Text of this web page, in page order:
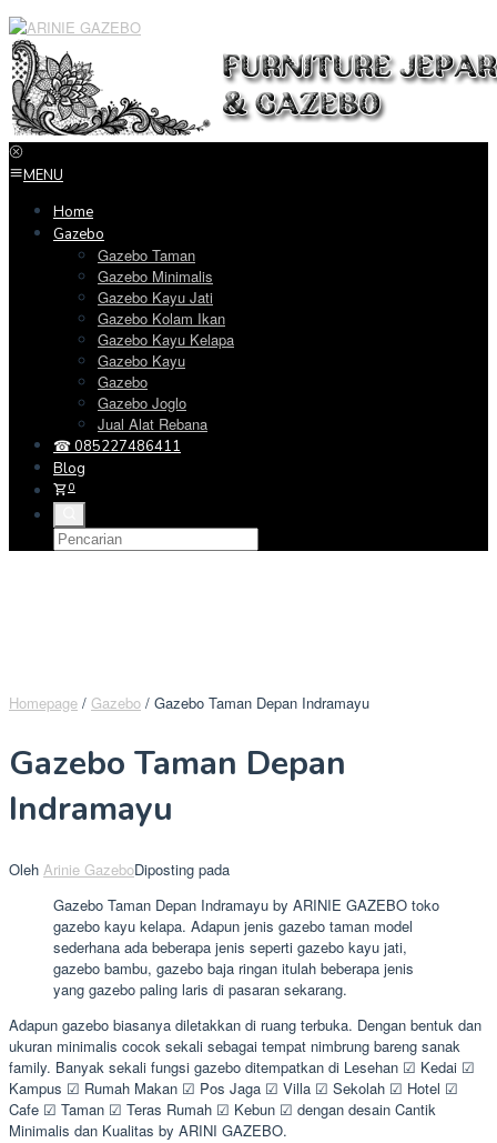
Loncat
ke
konten
MENU
Home
Gazebo
Gazebo Taman
Gazebo Minimalis
Gazebo Kayu Jati
Gazebo Kolam Ikan
Gazebo Kayu Kelapa
Gazebo Kayu
Gazebo
Gazebo Joglo
Jual Alat Rebana
☎ 085227486411
Blog
0
Homepage / Gazebo / Gazebo Taman Depan Indramayu
Gazebo Taman Depan
Indramayu
Oleh Arinie GazeboDiposting pada
Gazebo Taman Depan Indramayu by ARINIE GAZEBO toko
gazebo kayu kelapa. Adapun jenis gazebo taman model
sederhana ada beberapa jenis seperti gazebo kayu jati,
gazebo bambu, gazebo baja ringan itulah beberapa jenis
yang gazebo paling laris di pasaran sekarang.
Adapun gazebo biasanya diletakkan di ruang terbuka. Dengan bentuk dan
ukuran minimalis cocok sekali sebagai tempat nimbrung bareng sanak
family. Banyak sekali fungsi gazebo ditempatkan di Lesehan ☑ Kedai ☑
Kampus ☑ Rumah Makan ☑ Pos Jaga ☑ Villa ☑ Sekolah ☑ Hotel ☑
Cafe ☑ Taman ☑ Teras Rumah ☑ Kebun ☑ dengan desain Cantik
Minimalis dan Kualitas by ARINI GAZEBO.